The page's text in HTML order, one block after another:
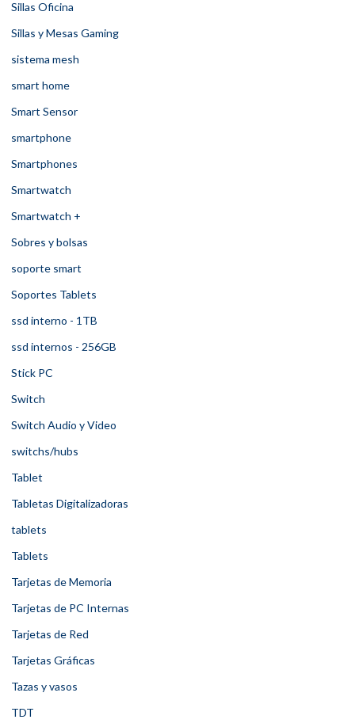
Sillas Oficina
Sillas y Mesas Gaming
sistema mesh
smart home
Smart Sensor
smartphone
Smartphones
Smartwatch
Smartwatch +
Sobres y bolsas
soporte smart
Soportes Tablets
ssd interno - 1TB
ssd internos - 256GB
Stick PC
Switch
Switch Audio y Video
switchs/hubs
Tablet
Tabletas Digitalizadoras
tablets
Tablets
Tarjetas de Memoria
Tarjetas de PC Internas
Tarjetas de Red
Tarjetas Gráficas
Tazas y vasos
TDT